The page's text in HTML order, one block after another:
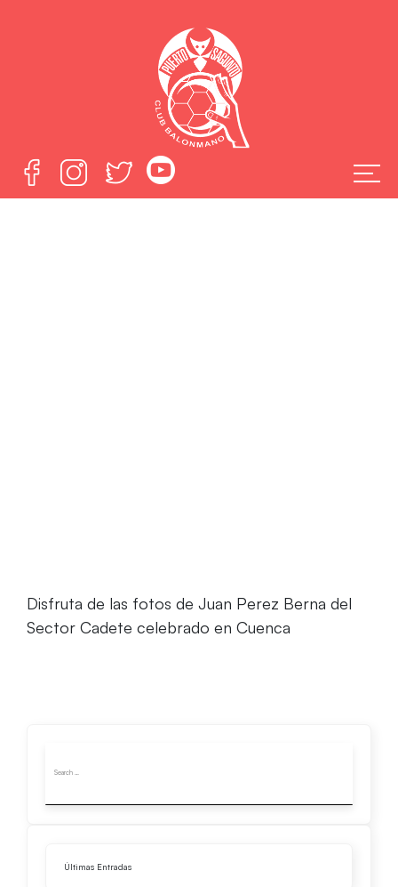
Disfruta de las fotos de Juan Perez Berna del
Sector Cadete celebrado en Cuenca
Últimas Entradas